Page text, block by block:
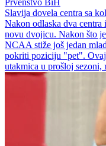
Prvenstvo BiH
Slavija dovela centra sa
Nakon odlaska dva
novu dvojicu. Nakon što
NCAA stiže još jedan
pokriti poziciju "pet".
utakmica u prošloj sezoni,